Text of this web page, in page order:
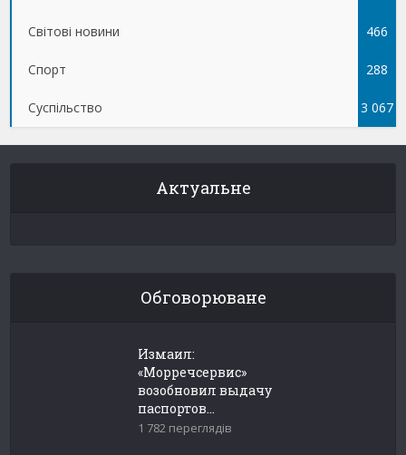
Світові новини 466
Спорт 288
Суспільство 3 067
Актуальне
Обговорюване
Измаил:
«Морречсервис»
возобновил выдачу
паспортов...
1 782 переглядів